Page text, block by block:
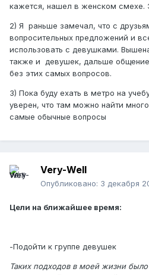
кажется, нашел в женском смехе.
2) Я раньше замечал, что с
вопросительных предложений и
использовать с девушками.
также и девушек, дальше общение
без этих самых вопросов.
3) Пока буду ехать в метро на
уверен, что там можно найти
самые обычные вопросы
Very-Well
Опубликовано: 3 декабря
Цели на ближайшее время:
-Подойти к группе девушек
Таких подходов в моей жизни